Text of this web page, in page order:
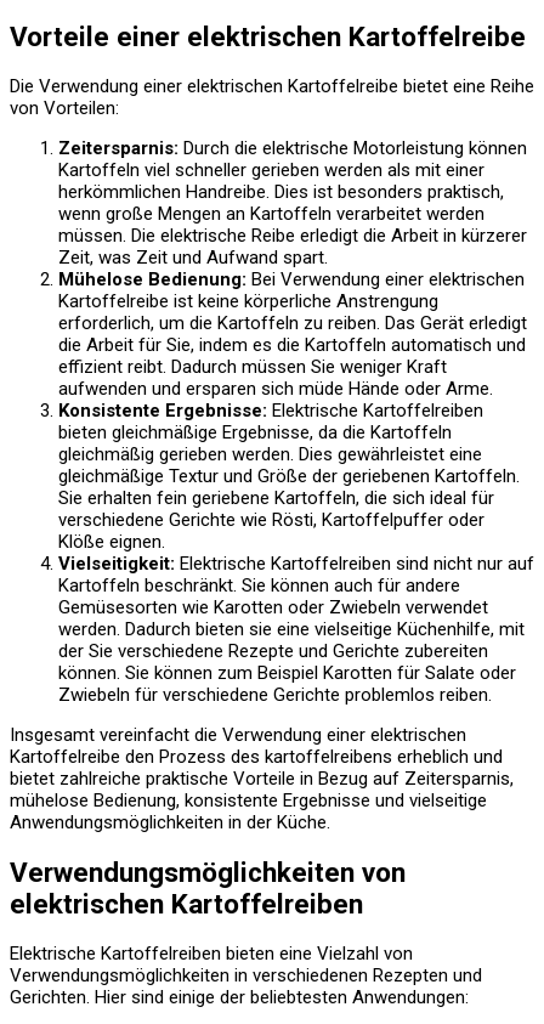
Vorteile einer elektrischen Kartoffelreibe
Die Verwendung einer elektrischen Kartoffelreibe bietet eine Reihe
von Vorteilen:
Zeitersparnis: Durch die elektrische Motorleistung können
Kartoffeln viel schneller gerieben werden als mit einer
herkömmlichen Handreibe. Dies ist besonders praktisch,
wenn große Mengen an Kartoffeln verarbeitet werden
müssen. Die elektrische Reibe erledigt die Arbeit in kürzerer
Zeit, was Zeit und Aufwand spart.
Mühelose Bedienung: Bei Verwendung einer elektrischen
Kartoffelreibe ist keine körperliche Anstrengung
erforderlich, um die Kartoffeln zu reiben. Das Gerät erledigt
die Arbeit für Sie, indem es die Kartoffeln automatisch und
effizient reibt. Dadurch müssen Sie weniger Kraft
aufwenden und ersparen sich müde Hände oder Arme.
Konsistente Ergebnisse: Elektrische Kartoffelreiben
bieten gleichmäßige Ergebnisse, da die Kartoffeln
gleichmäßig gerieben werden. Dies gewährleistet eine
gleichmäßige Textur und Größe der geriebenen Kartoffeln.
Sie erhalten fein geriebene Kartoffeln, die sich ideal für
verschiedene Gerichte wie Rösti, Kartoffelpuffer oder
Klöße eignen.
Vielseitigkeit: Elektrische Kartoffelreiben sind nicht nur auf
Kartoffeln beschränkt. Sie können auch für andere
Gemüsesorten wie Karotten oder Zwiebeln verwendet
werden. Dadurch bieten sie eine vielseitige Küchenhilfe, mit
der Sie verschiedene Rezepte und Gerichte zubereiten
können. Sie können zum Beispiel Karotten für Salate oder
Zwiebeln für verschiedene Gerichte problemlos reiben.
Insgesamt vereinfacht die Verwendung einer elektrischen
Kartoffelreibe den Prozess des kartoffelreibens erheblich und
bietet zahlreiche praktische Vorteile in Bezug auf Zeitersparnis,
mühelose Bedienung, konsistente Ergebnisse und vielseitige
Anwendungsmöglichkeiten in der Küche.
Verwendungsmöglichkeiten von
elektrischen Kartoffelreiben
Elektrische Kartoffelreiben bieten eine Vielzahl von
Verwendungsmöglichkeiten in verschiedenen Rezepten und
Gerichten. Hier sind einige der beliebtesten Anwendungen: